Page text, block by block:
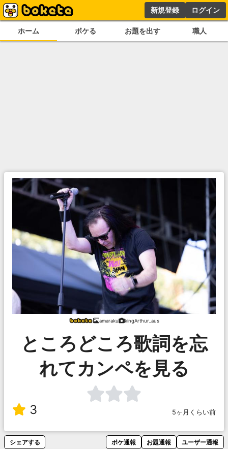
新規登録 ログイン
ホーム ボケる お題を出す 職人
amaraku kingArthur_aus
ところどころ歌詞を忘
れてカンペを見る
3 5ヶ月くらい前
シェアする ボケ通報 お題通報 ユーザー通報